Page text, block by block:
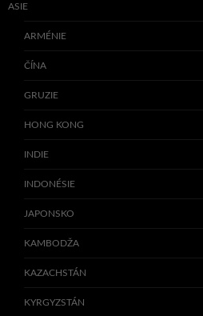
ASIE
ARMÉNIE
ČÍNA
GRUZIE
HONG KONG
INDIE
INDONÉSIE
JAPONSKO
KAMBODŽA
KAZACHSTÁN
KYRGYZSTÁN